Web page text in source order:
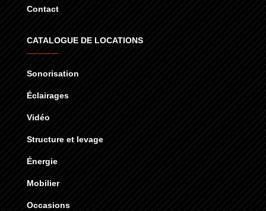
Contact
CATALOGUE DE LOCATIONS
Sonorisation
Éclairages
Vidéo
Structure et levage
Énergie
Mobilier
Occasions